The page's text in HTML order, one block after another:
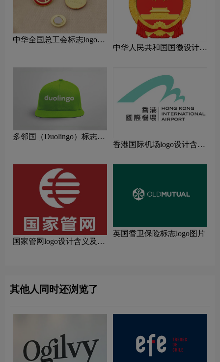
中华全国总工会标志logo图
中华人民共和国国徽设计含
多邻国（Duolingo）标志
香港国际机场logo设计含义
国家管网logo设计含义及设
英国耆卫保险标志logo图片
其他人同时还浏览了